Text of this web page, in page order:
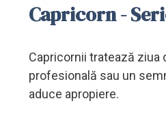
Capricorn -
Capricornii tratează
profesională sau un
aduce apropiere.